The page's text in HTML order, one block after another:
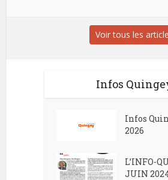
Voir tous les
Infos
Infos
2026
L’INFO-
JUIN